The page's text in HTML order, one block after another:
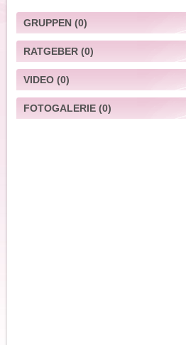
GRUPPEN(0)
RATGEBER(0)
VIDEO(0)
FOTOGALERIE(0)